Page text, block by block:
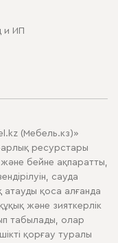
и ИП
(Мебель.кз)»
ресурстары
бейне ақпаратты,
сауда
атауды қоса алғанда
және зияткерлік
табылады, олар
қорғау туралы